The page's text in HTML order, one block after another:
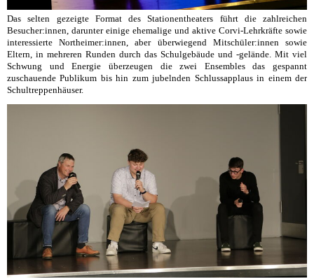
Das selten gezeigte Format des Stationentheaters führt die zahlreichen
Besucher:innen, darunter einige ehemalige und aktive Corvi-Lehrkräfte sowie
interessierte Northeimer:innen, aber überwiegend Mitschüler:innen sowie
Eltern, in mehreren Runden durch das Schulgebäude und -gelände. Mit viel
Schwung und Energie überzeugen die zwei Ensembles das gespannt
zuschauende Publikum bis hin zum jubelnden Schlussapplaus in einem der
Schultreppenhäuser.